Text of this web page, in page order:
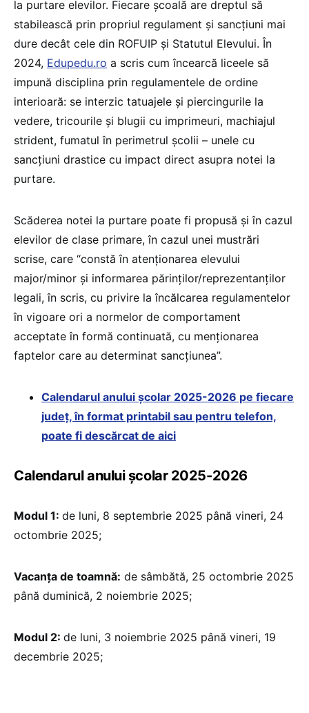
la purtare elevilor. Fiecare școală are dreptul să
stabilească prin propriul regulament și sancțiuni mai
dure decât cele din ROFUIP și Statutul Elevului. În
2024, Edupedu.ro a scris cum încearcă liceele să
impună disciplina prin regulamentele de ordine
interioară: se interzic tatuajele și piercingurile la
vedere, tricourile și blugii cu imprimeuri, machiajul
strident, fumatul în perimetrul școlii – unele cu
sancțiuni drastice cu impact direct asupra notei la
purtare.
Scăderea notei la purtare poate fi propusă și în cazul
elevilor de clase primare, în cazul unei mustrări
scrise, care “constă în atenționarea elevului
major/minor și informarea părinților/reprezentanților
legali, în scris, cu privire la încălcarea regulamentelor
în vigoare ori a normelor de comportament
acceptate în formă continuată, cu menționarea
faptelor care au determinat sancțiunea”.
Calendarul anului școlar 2025-2026 pe fiecare
județ, în format printabil sau pentru telefon,
poate fi descărcat de aici
Calendarul anului școlar 2025-2026
Modul 1: de luni, 8 septembrie 2025 până vineri, 24
octombrie 2025;
Vacanța de toamnă: de sâmbătă, 25 octombrie 2025
până duminică, 2 noiembrie 2025;
Modul 2: de luni, 3 noiembrie 2025 până vineri, 19
decembrie 2025;